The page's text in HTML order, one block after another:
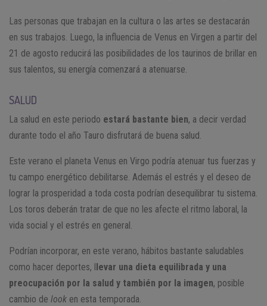
Las personas que trabajan en la cultura o las artes se destacarán
en sus trabajos. Luego, la influencia de Venus en Virgen a partir del
21 de agosto reducirá las posibilidades de los taurinos de brillar en
sus talentos, su energía comenzará a atenuarse.
SALUD
La salud en este periodo estará bastante bien, a decir verdad
durante todo el año Tauro disfrutará de buena salud.
Este verano el planeta Venus en Virgo podría atenuar tus fuerzas y
tu campo energético debilitarse. Además el estrés y el deseo de
lograr la prosperidad a toda costa podrían desequilibrar tu sistema.
Los toros deberán tratar de que no les afecte el ritmo laboral, la
vida social y el estrés en general.
Podrían incorporar, en este verano, hábitos bastante saludables
como hacer deportes, llevar una dieta equilibrada y una
preocupación por la salud y también por la imagen, posible
cambio de look en esta temporada.